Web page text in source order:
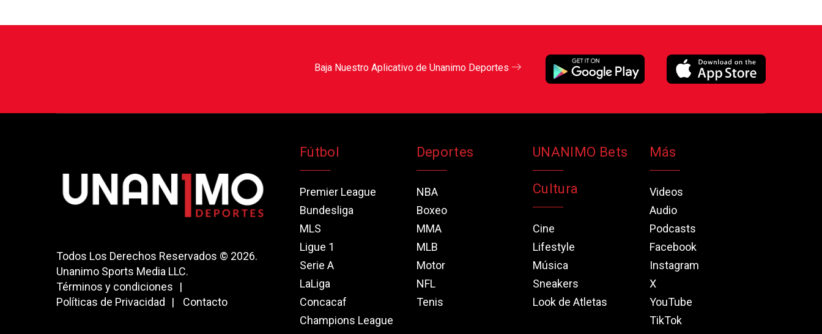
Baja Nuestro Aplicativo de Unanimo Deportes
Todos Los Derechos Reservados © 2026.
Unanimo Sports Media LLC.
Términos y condiciones
Políticas de Privacidad
Contacto
Fútbol
Premier League
Bundesliga
MLS
Ligue 1
Serie A
LaLiga
Concacaf
Champions League
Deportes
NBA
Boxeo
MMA
MLB
Motor
NFL
Tenis
UNANIMO Bets
Cultura
Cine
Lifestyle
Música
Sneakers
Look de Atletas
Más
Videos
Audio
Podcasts
Facebook
Instagram
X
YouTube
TikTok